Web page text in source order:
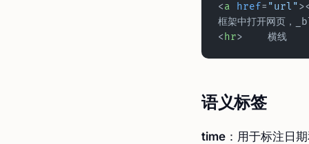
<a href= "url"
框架中打开网页，
< hr >	横线
语义标签
time ：用于标注日